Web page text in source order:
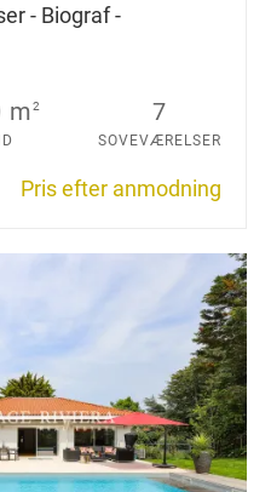
- Biograf -
m2 7
SOVEVÆRELSER
Pris efter anmodning